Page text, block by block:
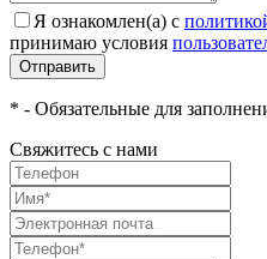
Я ознакомлен(а) с
принимаю условия
Отправить
* - Обязательные для
Свяжитесь с нами